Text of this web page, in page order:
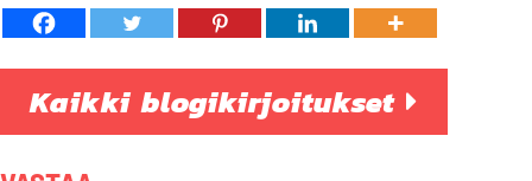
Kaikki blogikirjoitukset